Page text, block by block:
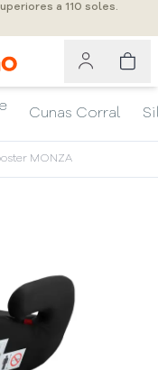
a 110 soles.
Cunas Corral
MONZA